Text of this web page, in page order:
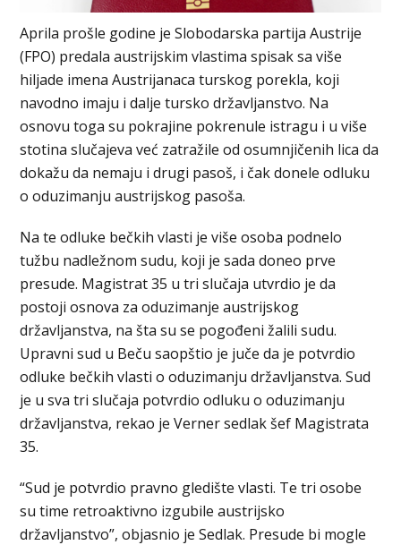
Aprila prošle godine je Slobodarska partija Austrije
(FPO) predala austrijskim vlastima spisak sa više
hiljade imena Austrijanaca turskog porekla, koji
navodno imaju i dalje tursko državljanstvo. Na
osnovu toga su pokrajine pokrenule istragu i u više
stotina slučajeva već zatražile od osumnjičenih lica da
dokažu da nemaju i drugi pasoš, i čak donele odluku
o oduzimanju austrijskog pasoša.
Na te odluke bečkih vlasti je više osoba podnelo
tužbu nadležnom sudu, koji je sada doneo prve
presude. Magistrat 35 u tri slučaja utvrdio je da
postoji osnova za oduzimanje austrijskog
državljanstva, na šta su se pogođeni žalili sudu.
Upravni sud u Beču saopštio je juče da je potvrdio
odluke bečkih vlasti o oduzimanju državljanstva. Sud
je u sva tri slučaja potvrdio odluku o oduzimanju
državljanstva, rekao je Verner sedlak šef Magistrata
35.
“Sud je potvrdio pravno gledište vlasti. Te tri osobe
su time retroaktivno izgubile austrijsko
državljanstvo”, objasnio je Sedlak. Presude bi mogle